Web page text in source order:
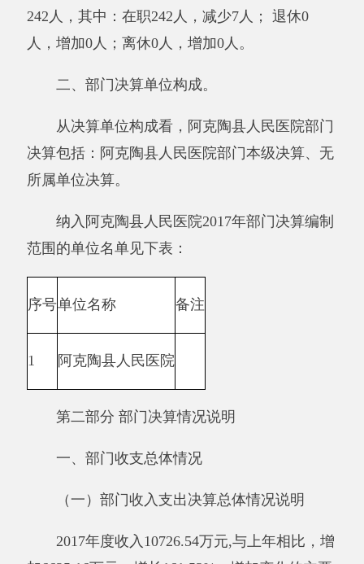
加6625.16万元，增长161.53%，增加变化的主要
专项等增加。支出4672.6万元,与上年相比，增加
571.22万元，增长13.93%，增加变化的主要原因
是：上级拨付重大公共卫生专项及其他支出专项
6053.94万元，增长100%，增加变化的主要原因
是：以前年度未作事业收入，我院医疗收入增
加。
2017年年初预算收入为3786.55万元,决算比
专项等增加。2017年初预算支出为3786.55万
元，决算比预算支出数增加886.05万元，增加变
其他支出专项等增加。结余6053.94万元，增加
院医疗收入增加。